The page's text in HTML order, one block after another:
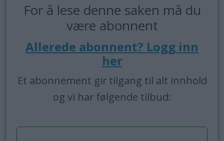
For å lese denne saken må du
være abonnent
Allerede abonnent? Logg inn
her
Et abonnement gir tilgang til alt innhold
og vi har følgende tilbud: